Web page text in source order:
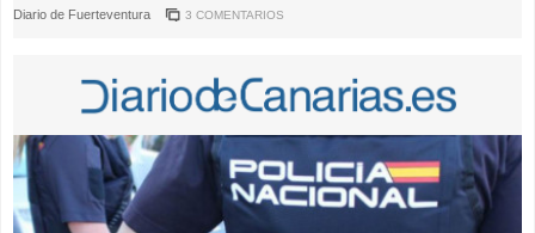
Diario de Fuerteventura 3 COMENTARIOS